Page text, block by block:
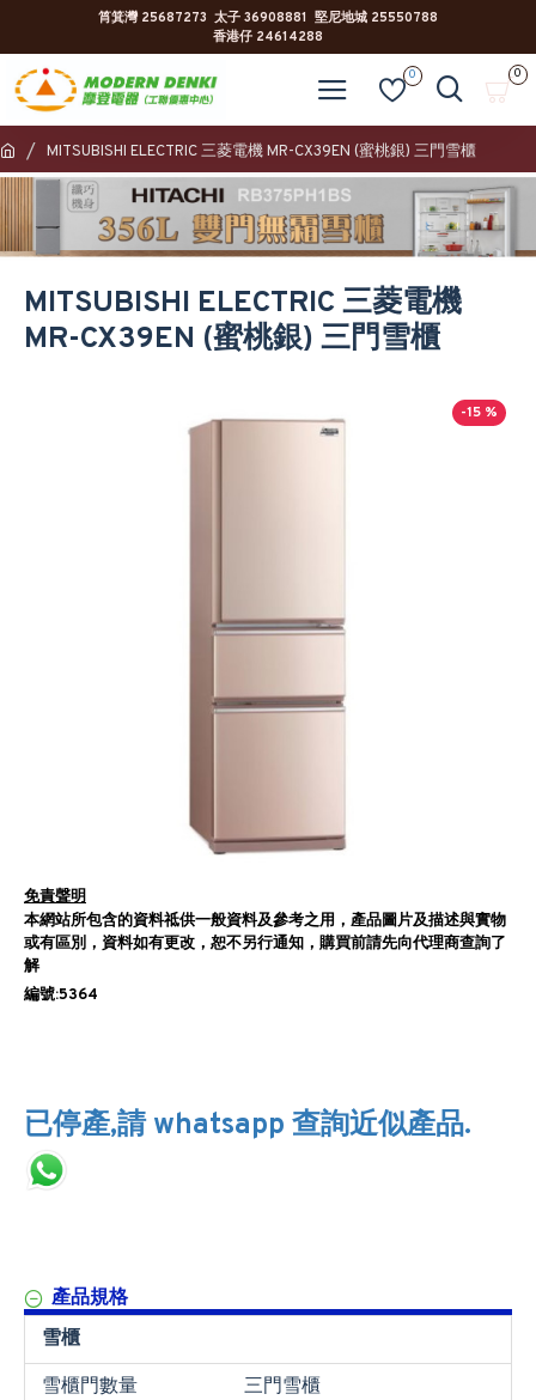
筲箕灣 25687273 太子 36908881 堅尼地城 25550788
香港仔 24614288
0 0
MITSUBISHI ELECTRIC 三菱電機 MR-CX39EN (蜜桃銀) 三門雪櫃
MITSUBISHI ELECTRIC 三菱電機
MR-CX39EN (蜜桃銀) 三門雪櫃
-15 %
免責聲明
本網站所包含的資料祗供一般資料及參考之用，產品圖片及描述與實物
或有區別，資料如有更改，恕不另行通知，購買前請先向代理商查詢了
解
編號:5364
已停產,請 whatsapp 查詢近似產品.
產品規格
雪櫃
雪櫃門數量
三門雪櫃